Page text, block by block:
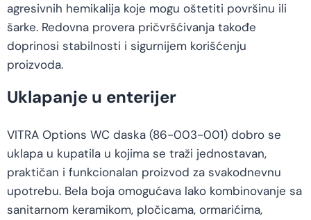
agresivnih hemikalija koje mogu oštetiti površinu ili
šarke. Redovna provera pričvršćivanja takođe
doprinosi stabilnosti i sigurnijem korišćenju
proizvoda.
Uklapanje u enterijer
VITRA Options WC daska (86-003-001) dobro se
uklapa u kupatila u kojima se traži jednostavan,
praktičan i funkcionalan proizvod za svakodnevnu
upotrebu. Bela boja omogućava lako kombinovanje sa
sanitarnom keramikom, pločicama, ormarićima,